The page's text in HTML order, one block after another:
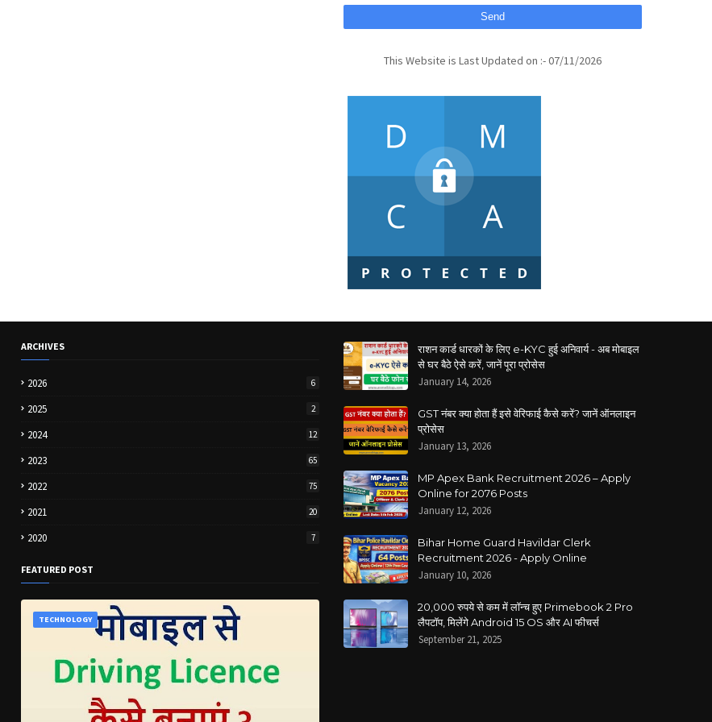
This Website is Last Updated on :- 07/11/2026
ARCHIVES
2026 6
2025 2
2024 12
2023 65
2022 75
2021 20
2020 7
FEATURED POST
TECHNOLOGY
राशन कार्ड धारकों के लिए e-KYC हुई अनिवार्य - अब मोबाइल
से घर बैठे ऐसे करें, जानें पूरा प्रोसेस
January 14, 2026
GST नंबर क्या होता हैं इसे वेरिफाई कैसे करें? जानें ऑनलाइन
प्रोसेस
January 13, 2026
MP Apex Bank Recruitment 2026 – Apply
Online for 2076 Posts
January 12, 2026
Bihar Home Guard Havildar Clerk
Recruitment 2026 - Apply Online
January 10, 2026
20,000 रुपये से कम में लॉन्च हुए Primebook 2 Pro
लैपटॉप, मिलेंगे Android 15 OS और AI फीचर्स
September 21, 2025